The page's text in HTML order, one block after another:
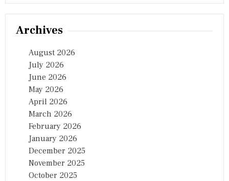
Archives
August 2026
July 2026
June 2026
May 2026
April 2026
March 2026
February 2026
January 2026
December 2025
November 2025
October 2025